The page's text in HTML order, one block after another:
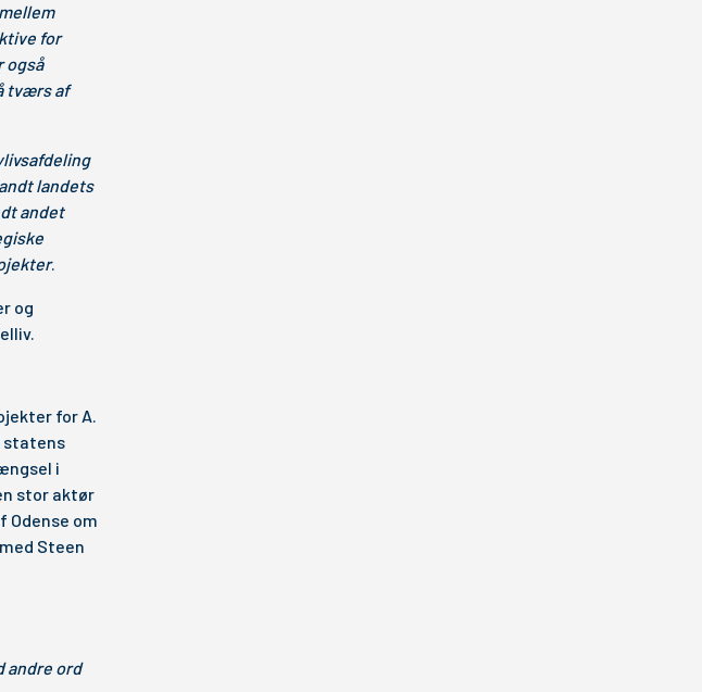
for
også
tværs af
landets
andet
.
og
for A.
statens
i
stor aktør
Odense om
Steen
andre ord